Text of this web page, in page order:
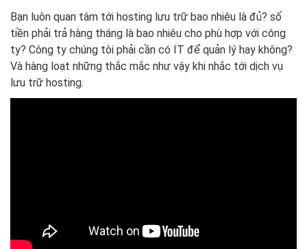
Bạn luôn quan tâm tới hosting lưu trữ bao nhiêu là đủ? số
tiền phải trả hàng tháng là bao nhiêu cho phù hợp với công
ty? Công ty chúng tôi phải cần có IT để quản lý hay không?
Và hàng loạt những thắc mắc như vậy khi nhắc tới dịch vụ
lưu trữ hosting.